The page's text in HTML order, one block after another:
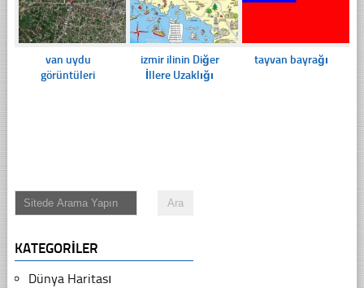
van uydu
görüntüleri
izmir ilinin Diğer
İllere Uzaklığı
tayvan bayrağı
KATEGORILER
Dünya Haritası